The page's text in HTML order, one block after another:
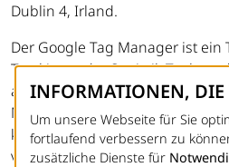
Dublin 4, Irland.
Der Google Tag Manager ist
Tracking- oder Statistik-Tools
auf unserer Website einbinden
Manager selbst erstellt keine
keine Cookies und nimmt keine
vor. Er dient lediglich der
INFORMATIONEN, DIE
Um unsere Webseite für Sie
fortlaufend verbessern zu
zusätzliche Dienste für